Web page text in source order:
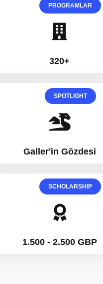
PROGRAMLAR
320+
SPOTLIGHT
Galler'in Gözdesi
SCHOLARSHIP
1.500 - 2.500 GBP